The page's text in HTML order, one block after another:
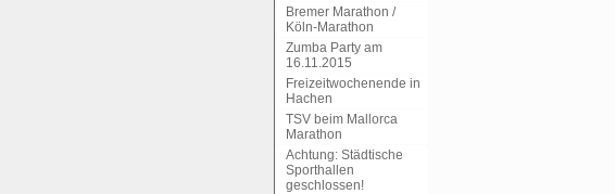
Bremer Marathon /
Köln-Marathon
Zumba Party am
16.11.2015
Freizeitwochenende in
Hachen
TSV beim Mallorca
Marathon
Achtung: Städtische
Sporthallen
geschlossen!